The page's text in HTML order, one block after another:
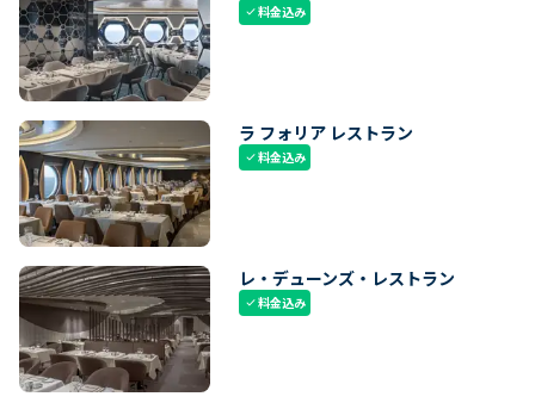
check料金込み
ラ フォリア レストラン
check料金込み
レ・デューンズ・レストラン
check料金込み